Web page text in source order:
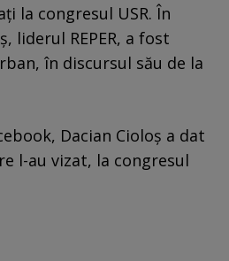
la congresul USR. În
liderul REPER, a fost
în discursul său de la
Dacian Cioloș a dat
l-au vizat, la congresul